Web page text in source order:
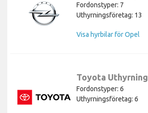
Fordonstyper: 7
Uthyrningsföretag: 13
Visa hyrbilar för Opel
Toyota Uthyrning
Fordonstyper: 6
Uthyrningsföretag: 6